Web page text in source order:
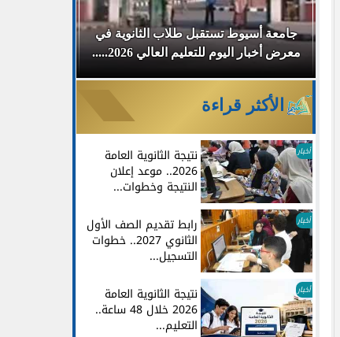
جامعة أسيوط تستقبل طلاب الثانوية في
معرض أخبار اليوم للتعليم العالي 2026.....
الأكثر قراءة
أخبار نتيجة الثانوية العامة
2026.. موعد إعلان
النتيجة وخطوات...
أخبار رابط تقديم الصف الأول
الثانوي 2027.. خطوات
التسجيل...
أخبار نتيجة الثانوية العامة
2026 خلال 48 ساعة..
التعليم...